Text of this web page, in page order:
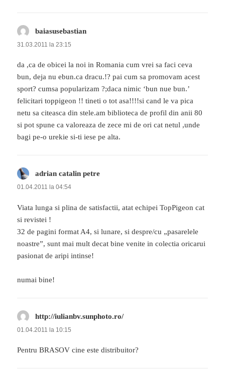
baiasusebastian
31.03.2011 la 23:15
da ,ca de obicei la noi in Romania cum vrei sa faci ceva
bun, deja nu ebun.ca dracu.!? pai cum sa promovam acest
sport? cumsa popularizam ?;daca nimic ‘bun nue bun.’
felicitari toppigeon !! tineti o tot asa!!!!si cand le va pica
netu sa citeasca din stele.am biblioteca de profil din anii 80
si pot spune ca valoreaza de zece mi de ori cat netul ,unde
bagi pe-o urekie si-ti iese pe alta.
adrian catalin petre
01.04.2011 la 04:54
Viata lunga si plina de satisfactii, atat echipei TopPigeon cat
si revistei !
32 de pagini format A4, si lunare, si despre/cu „pasarelele
noastre”, sunt mai mult decat bine venite in colectia oricarui
pasionat de aripi intinse!
numai bine!
http://iulianbv.sunphoto.ro/spune:
01.04.2011 la 10:15
Pentru BRASOV cine este distribuitor?